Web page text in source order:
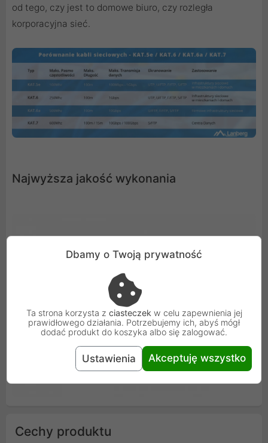
od tego, czy jest to domowe biuro, czy rozległa
korporacyjna sieć.
Najwyższa jakość wykonania
Cechy produktu
Dbamy o Twoją prywatność
Ta strona korzysta z ciasteczek w celu zapewnienia jej
prawidłowego działania. Potrzebujemy ich, abyś mógł
dodać produkt do koszyka albo się zalogować.
Ustawienia Akceptuję wszystko